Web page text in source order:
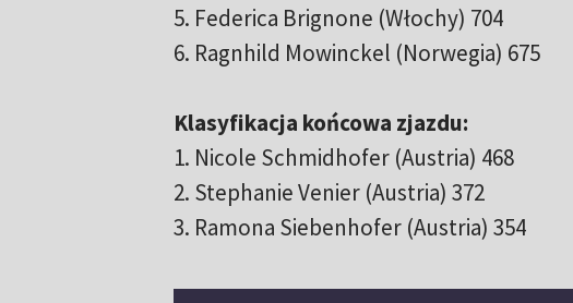
5. Federica Brignone (Włochy) 704
6. Ragnhild Mowinckel (Norwegia) 675
Klasyfikacja końcowa zjazdu:
1. Nicole Schmidhofer (Austria) 468
2. Stephanie Venier (Austria) 372
3. Ramona Siebenhofer (Austria) 354